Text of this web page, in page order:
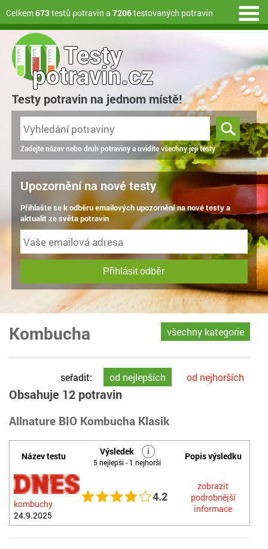
Celkem673testů potravin a 7206testovaných potravin
Testy
potravin.cz
Testy potravin na jednom místě!
Zadejte název nebo druh potraviny a uvidíte všechny její testy
Upozornění na nové testy
Přihlašte se k odběru emailových upozornění na nové testy a
aktualit ze světa potravin
Přihlásit odběr
všechny kategorie
Kombucha
seřadit: od nejlepších od nejhorších
Obsahuje 12 potravin
Allnature BIO Kombucha Klasik
Název testu Výsledek i
5 nejlepší - 1 nejhorší
Popis výsledku
Test
kombuchy
24.9.2025
4.2
zobrazit
podrobnější
informace